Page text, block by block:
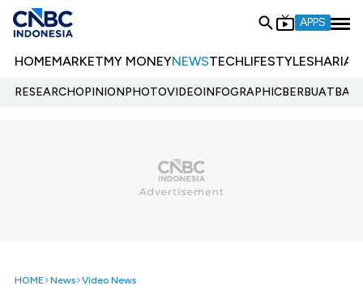
APPS
HOMEMARKETMY MONEYNEWSTECHLIFESTYLESHARIA
RESEARCHOPINIONPHOTOVIDEOINFOGRAPHIC
HOME News Video News